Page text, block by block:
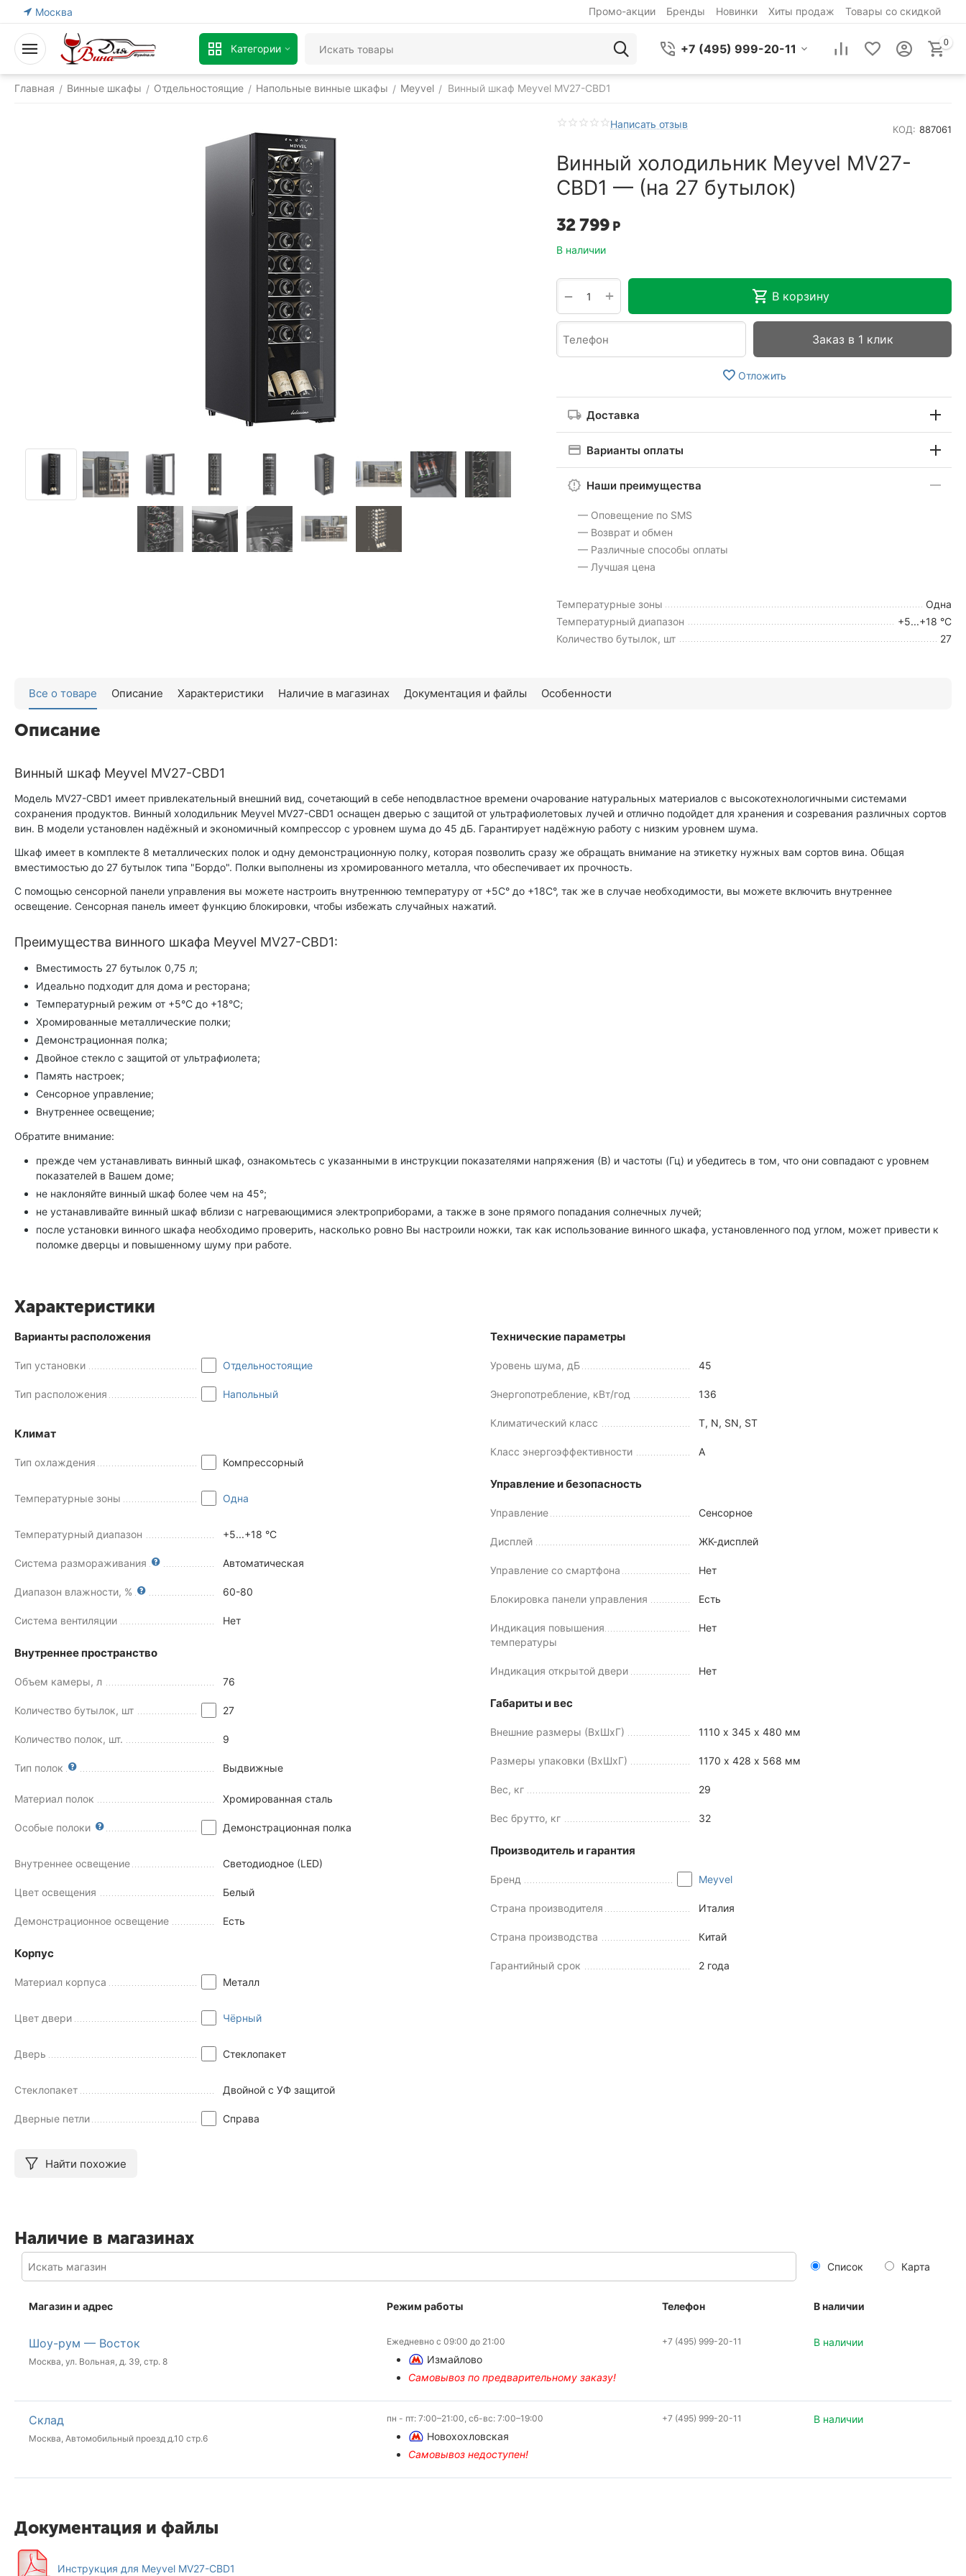
Москва Промо-акции Бренды Новинки Хиты продаж Товары со скидкой
Категории +7 (495) 999-20-11 0
Главная / Винные шкафы / Отдельностоящие / Напольные винные шкафы / Meyvel / Винный шкаф Meyvel MV27-CBD1
Написать отзыв КОД: 887061
Винный холодильник Meyvel MV27-
CBD1 — (на 27 бутылок)
32 799 Р
В наличии
+
− В корзину
Заказ в 1 клик
Отложить
Доставка
Варианты оплаты
Наши преимущества
— Оповещение по SMS
— Возврат и обмен
— Различные способы оплаты
— Лучшая цена
Температурные зоны
Одна
Температурный диапазон
+5...+18 °C
Количество бутылок, шт
27
Все о товаре Описание Характеристики Наличие в магазинах Документация и файлы Особенности
Описание
Винный шкаф Meyvel MV27-CBD1
Модель MV27-CBD1 имеет привлекательный внешний вид, сочетающий в себе неподвластное времени очарование натуральных материалов с высокотехнологичными системами
сохранения продуктов. Винный холодильник Meyvel MV27-CBD1 оснащен дверью с защитой от ультрафиолетовых лучей и отлично подойдет для хранения и созревания различных сортов
вин. В модели установлен надёжный и экономичный компрессор с уровнем шума до 45 дБ. Гарантирует надёжную работу с низким уровнем шума.
Шкаф имеет в комплекте 8 металлических полок и одну демонстрационную полку, которая позволить сразу же обращать внимание на этикетку нужных вам сортов вина. Общая
вместимостью до 27 бутылок типа "Бордо". Полки выполнены из хромированного металла, что обеспечивает их прочность.
С помощью сенсорной панели управления вы можете настроить внутреннюю температуру от +5C° до +18C°, так же в случае необходимости, вы можете включить внутреннее
освещение. Сенсорная панель имеет функцию блокировки, чтобы избежать случайных нажатий.
Преимущества винного шкафа Meyvel MV27-CBD1:
Вместимость 27 бутылок 0,75 л;
Идеально подходит для дома и ресторана;
Температурный режим от +5°C до +18°C;
Хромированные металлические полки;
Демонстрационная полка;
Двойное стекло с защитой от ультрафиолета;
Память настроек;
Сенсорное управление;
Внутреннее освещение;
Обратите внимание:
прежде чем устанавливать винный шкаф, ознакомьтесь с указанными в инструкции показателями напряжения (В) и частоты (Гц) и убедитесь в том, что они совпадают с уровнем
показателей в Вашем доме;
не наклоняйте винный шкаф более чем на 45°;
не устанавливайте винный шкаф вблизи с нагревающимися электроприборами, а также в зоне прямого попадания солнечных лучей;
после установки винного шкафа необходимо проверить, насколько ровно Вы настроили ножки, так как использование винного шкафа, установленного под углом, может привести к
поломке дверцы и повышенному шуму при работе.
Характеристики
Варианты расположения
Тип установки Отдельностоящие
Тип расположения Напольный
Климат
Тип охлаждения Компрессорный
Температурные зоны Одна
Температурный диапазон +5...+18 °C
Система размораживания Автоматическая
Диапазон влажности, % 60-80
Система вентиляции Нет
Внутреннее пространство
Объем камеры, л 76
Количество бутылок, шт 27
Количество полок, шт. 9
Тип полок Выдвижные
Материал полок Хромированная сталь
Особые полоки Демонстрационная полка
Внутреннее освещение Светодиодное (LED)
Цвет освещения Белый
Демонстрационное освещение Есть
Корпус
Материал корпуса Металл
Цвет двери Чёрный
Дверь Стеклопакет
Стеклопакет Двойной с УФ защитой
Дверные петли Справа
Технические параметры
Уровень шума, дБ 45
Энергопотребление, кВт/год 136
Климатический класс T, N, SN, ST
Класс энергоэффективности A
Управление и безопасность
Управление Сенсорное
Дисплей ЖК-дисплей
Управление со смартфона Нет
Блокировка панели управления Есть
Индикация повышения
температуры
Нет
Индикация открытой двери Нет
Габариты и вес
Внешние размеры (ВхШхГ) 1110 x 345 x 480 мм
Размеры упаковки (ВхШхГ) 1170 x 428 x 568 мм
Вес, кг 29
Вес брутто, кг 32
Производитель и гарантия
Бренд Meyvel
Страна производителя Италия
Страна производства Китай
Гарантийный срок 2 года
Найти похожие
Наличие в магазинах
Список Карта
Магазин и адрес Режим работы Телефон В наличии
Шоу-рум — Восток
Москва, ул. Вольная, д. 39, стр. 8
Ежедневно с 09:00 до 21:00
Измайлово
Самовывоз по предварительному заказу!
+7 (495) 999-20-11 В наличии
Склад
Москва, Автомобильный проезд д.10 стр.6
пн - пт: 7:00–21:00, сб-вс: 7:00–19:00
Новохохловская
Самовывоз недоступен!
+7 (495) 999-20-11 В наличии
Документация и файлы
Инструкция для Meyvel MV27-CBD1